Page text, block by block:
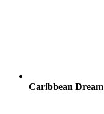
Caribbean Dream